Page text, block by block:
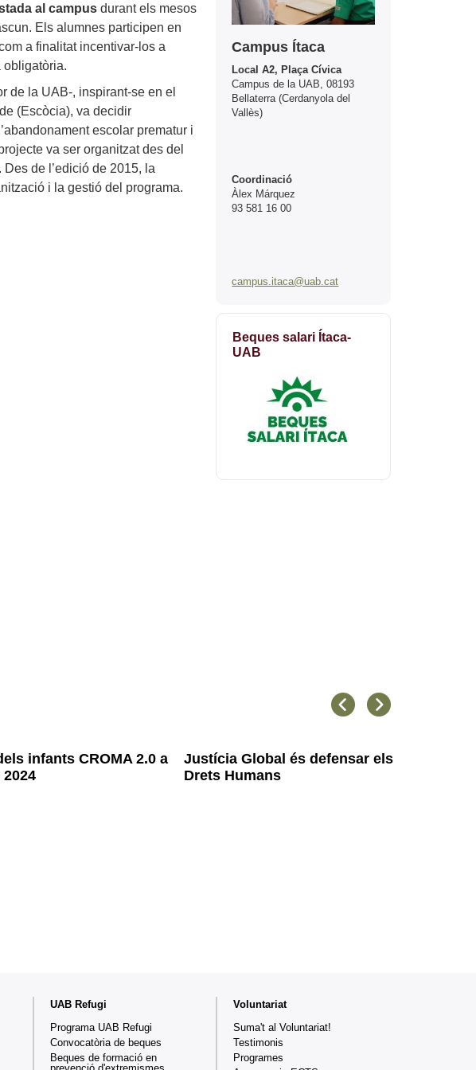
al campus durant els mesos
Els alumnes participen en
a finalitat incentivar-los a
obligatòria.
de la UAB-, inspirant-se en el
(Escòcia), va decidir
escolar prematur i
va ser organitzat des del
de l’edició de 2015, la
i la gestió del programa.
Campus Ítaca
Local A2, Plaça Cívica
Campus de la UAB, 08193
Bellaterra (Cerdanyola del
Vallès)
Coordinació
Àlex Márquez
93 581 16 00
campus.itaca@uab.cat
Beques salari Ítaca-
UAB
Anterior Següent
infants CROMA 2.0 a
2024
Justícia Global és defensar els
Drets Humans
UAB Refugi
Programa UAB Refugi
Convocatòria de beques
Beques de formació en
Voluntariat
Suma't al Voluntariat!
Testimonis
Programes